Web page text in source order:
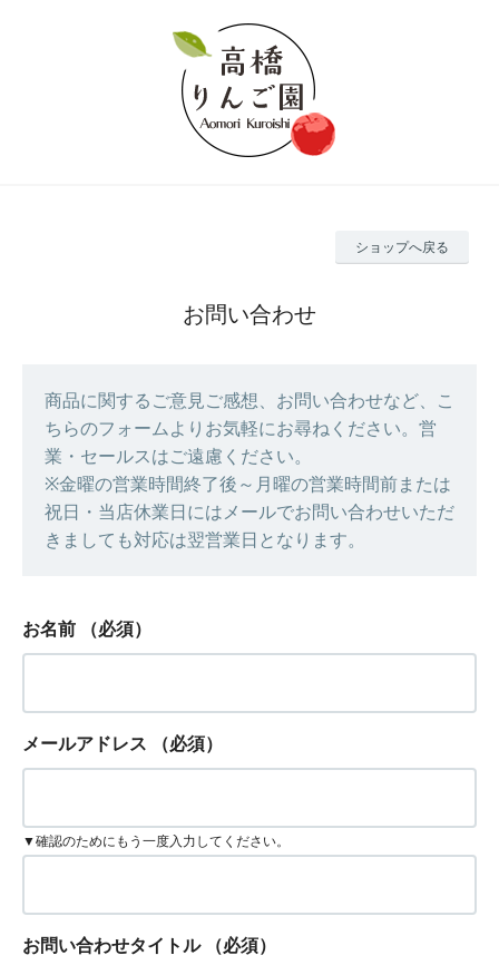
ショップへ戻る
お問い合わせ
商品に関するご意見ご感想、お問い合わせなど、こ
ちらのフォームよりお気軽にお尋ねください。営
業・セールスはご遠慮ください。
※金曜の営業時間終了後～月曜の営業時間前または
祝日・当店休業日にはメールでお問い合わせいただ
きましても対応は翌営業日となります。
お名前 （必須）
メールアドレス （必須）
▼確認のためにもう一度入力してください。
お問い合わせタイトル （必須）